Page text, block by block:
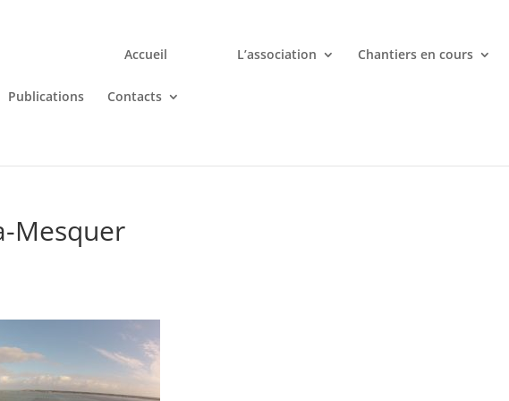
Accueil L’association Chantiers en cours
Publications Contacts
Jouez n’importe où et n’importe quand avec votre smartphone chez
Mesquer